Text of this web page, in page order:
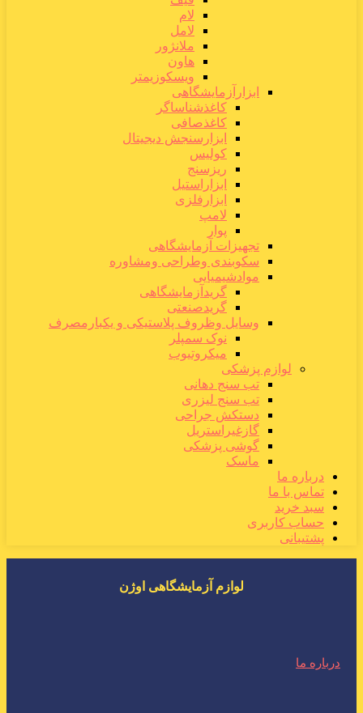
لام
لامل
ملانژور
هاون
ویسکوزیمتر
ابزارآزمایشگاهی
کاغذشناساگر
کاغذصافی
ابزارسنجش دیجیتال
کولیس
ریزسنج
ابزاراستیل
ابزارفلزی
لامپ
پوار
تجهیزات آزمایشگاهی
سکوبندی وطراحی ومشاوره
موادشیمیایی
گریدآزمایشگاهی
گریدصنعتی
وسایل وظروف پلاستیکی و یکبارمصرف
نوک سمپلر
میکروتیوب
لوازم پزشکی
تب سنج دهانی
تب سنج لیزری
دستکش جراحی
گازغیراستریل
گوشی پزشکی
ماسک
درباره ما
تماس با ما
سبد خرید
حساب کاربری
پشتیبانی
لوازم آزمایشگاهی اوژن
درباره ما